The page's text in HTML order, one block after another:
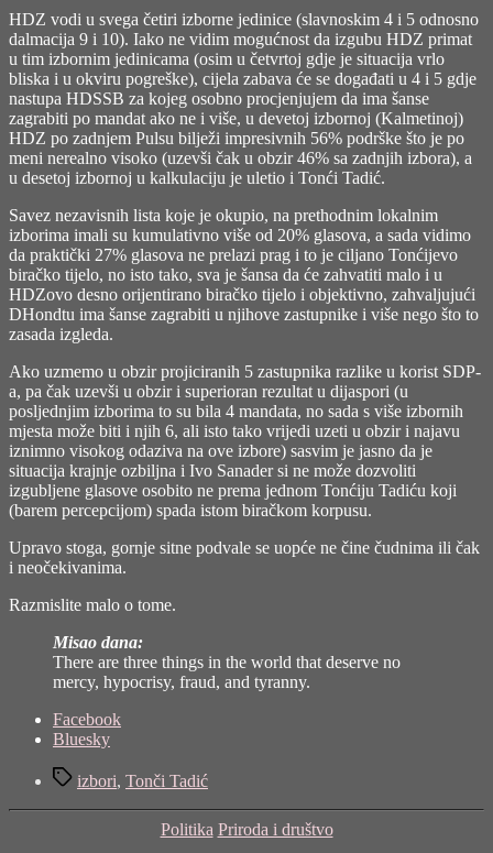
HDZ vodi u svega četiri izborne jedinice (slavnoskim 4 i 5 odnosno
dalmacija 9 i 10). Iako ne vidim mogućnost da izgubu HDZ primat
u tim izbornim jedinicama (osim u četvrtoj gdje je situacija vrlo
bliska i u okviru pogreške), cijela zabava će se događati u 4 i 5 gdje
nastupa HDSSB za kojeg osobno procjenjujem da ima šanse
zagrabiti po mandat ako ne i više, u devetoj izbornoj (Kalmetinoj)
HDZ po zadnjem Pulsu bilježi impresivnih 56% podrške što je po
meni nerealno visoko (uzevši čak u obzir 46% sa zadnjih izbora), a
u desetoj izbornoj u kalkulaciju je uletio i Tonći Tadić.
Savez nezavisnih lista koje je okupio, na prethodnim lokalnim
izborima imali su kumulativno više od 20% glasova, a sada vidimo
da praktički 27% glasova ne prelazi prag i to je ciljano Tonćijevo
biračko tijelo, no isto tako, sva je šansa da će zahvatiti malo i u
HDZovo desno orijentirano biračko tijelo i objektivno, zahvaljujući
DHondtu ima šanse zagrabiti u njihove zastupnike i više nego što to
zasada izgleda.
Ako uzmemo u obzir projiciranih 5 zastupnika razlike u korist SDP-
a, pa čak uzevši u obzir i superioran rezultat u dijaspori (u
posljednjim izborima to su bila 4 mandata, no sada s više izbornih
mjesta može biti i njih 6, ali isto tako vrijedi uzeti u obzir i najavu
iznimno visokog odaziva na ove izbore) sasvim je jasno da je
situacija krajnje ozbiljna i Ivo Sanader si ne može dozvoliti
izgubljene glasove osobito ne prema jednom Tonćiju Tadiću koji
(barem percepcijom) spada istom biračkom korpusu.
Upravo stoga, gornje sitne podvale se uopće ne čine čudnima ili čak
i neočekivanima.
Razmislite malo o tome.
Misao dana:
There are three things in the world that deserve no
mercy, hypocrisy, fraud, and tyranny.
Share
"Tko
boji
Facebook
Bluesky
Tagsizbori, Tonči Tadić
Categories
Politika Priroda i društvo